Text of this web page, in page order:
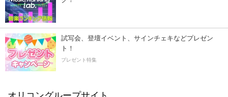
試写会、登壇イベント、サインチェキなどプレゼン
ト！
プレゼント特集